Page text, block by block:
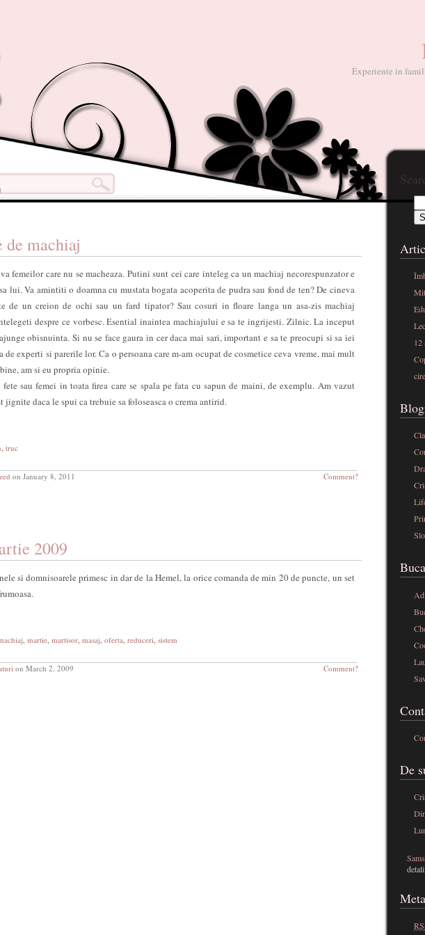
Experiente in
machiaj
femeilor care nu se macheaza. Putini sunt cei care inteleg ca un machiaj necorespunzator e
lui. Va amintiti o doamna cu mustata bogata acoperita de pudra sau fond de ten? De cineva
de un creion de ochi sau un fard tipator? Sau cosuri in floare langa un asa-zis machiaj
despre ce vorbesc. Esential inaintea machiajului e sa te ingrijesti. Zilnic. La inceput
obisnuinta. Si nu se face gaura in cer daca mai sari, important e sa te preocupi si sa iei
experti si parerile lor. Ca o persoana care m-am ocupat de cosmetice ceva vreme, mai mult
am si eu propria opinie.
sau femei in toata firea care se spala pe fata cu sapun de maini, de exemplu. Am vazut
jignite daca le spui ca trebuie sa foloseasca o crema antirid.
, truc
on January 8, 2011 Comment?
2009
si domnisoarele primesc in dar de la Hemel, la orice comanda de min 20 de puncte, un set
, martie, martisor, masaj, oferta, reduceri, sistem
on March 2, 2009 Comment?
12
De